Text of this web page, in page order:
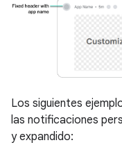
Los siguientes
las notificaciones
y expandido: